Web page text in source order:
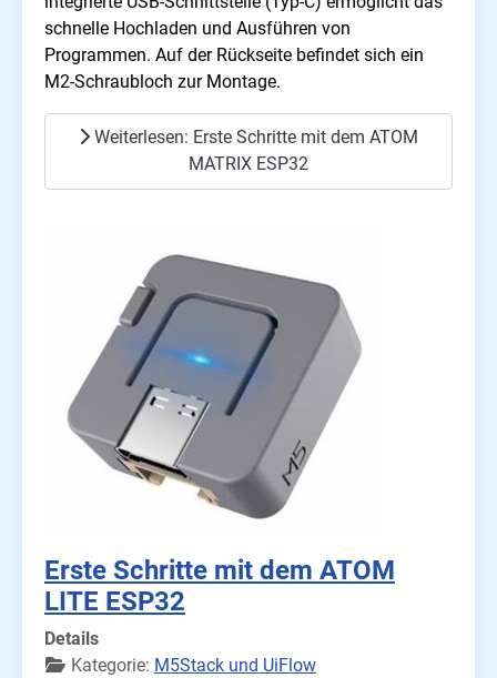
schnelle Hochladen und Ausführen von
Programmen. Auf der Rückseite befindet sich ein
M2-Schraubloch zur Montage.
Weiterlesen: Erste Schritte mit dem ATOM
MATRIX ESP32
Erste Schritte mit dem ATOM
LITE ESP32
Details
Kategorie: M5Stack und UiFlow